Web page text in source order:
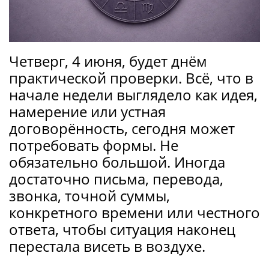
Четверг, 4 июня, будет днём
практической проверки. Всё, что в
начале недели выглядело как идея,
намерение или устная
договорённость, сегодня может
потребовать формы. Не
обязательно большой. Иногда
достаточно письма, перевода,
звонка, точной суммы,
конкретного времени или честного
ответа, чтобы ситуация наконец
перестала висеть в воздухе.